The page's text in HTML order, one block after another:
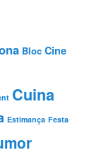
Bloc Cine
Cuina
Estimança Festa